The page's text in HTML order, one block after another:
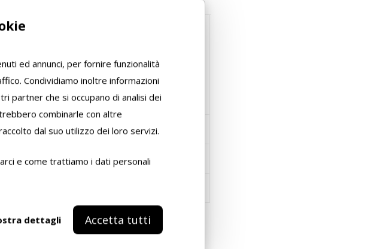
ed annunci, per fornire funzionalità
Condividiamo inoltre informazioni
partner che si occupano di analisi dei
combinarle con altre
dal suo utilizzo dei loro servizi.
e come trattiamo i dati personali
dettagli Accetta tutti
25 L 200 L